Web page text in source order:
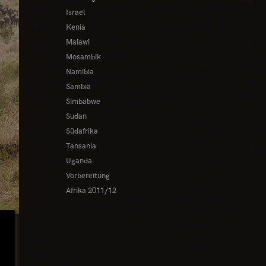
Israel
Kenia
Malawi
Mosambik
Namibia
Sambia
Simbabwe
Sudan
Südafrika
Tansania
Uganda
Vorbereitung
Afrika 2011/12